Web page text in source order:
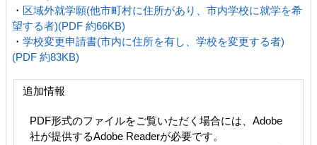
・ 区域外就学願(他市町村に住所があり、市内学校に就学を希
望する者)(PDF 約66KB)
・ 学校変更申請書(市内に住所を有し、学校を変更する者)
(PDF 約83KB)
追加情報
PDF形式のファイルをご覧いただく場合には、Adobe
社が提供するAdobe Readerが必要です。